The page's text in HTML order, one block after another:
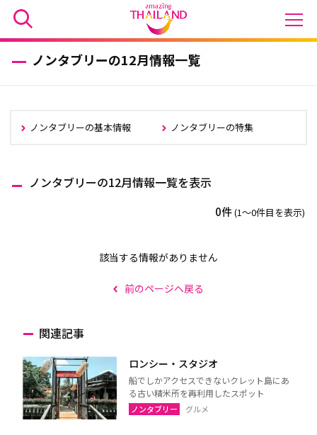
ノンタブリーの12月情報一覧
ノンタブリーの基本情報 ノンタブリーの特集
ノンタブリーの12月情報一覧を表示
0件(1〜0件目を表示)
該当する情報がありません
前のページへ戻る
関連記事
ロンシー・スタジオ
船でしかアクセスできないクレット島にあ
る古い精米所を再利用したスポット
ノンタブリー グルメ